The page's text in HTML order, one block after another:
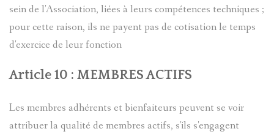
sein de l'Association, liées à leurs compétences techniques ;
pour cette raison, ils ne payent pas de cotisation le temps
d'exercice de leur fonction
Article 10 : MEMBRES ACTIFS
Les membres adhérents et bienfaiteurs peuvent se voir
attribuer la qualité de membres actifs, s'ils s'engagent